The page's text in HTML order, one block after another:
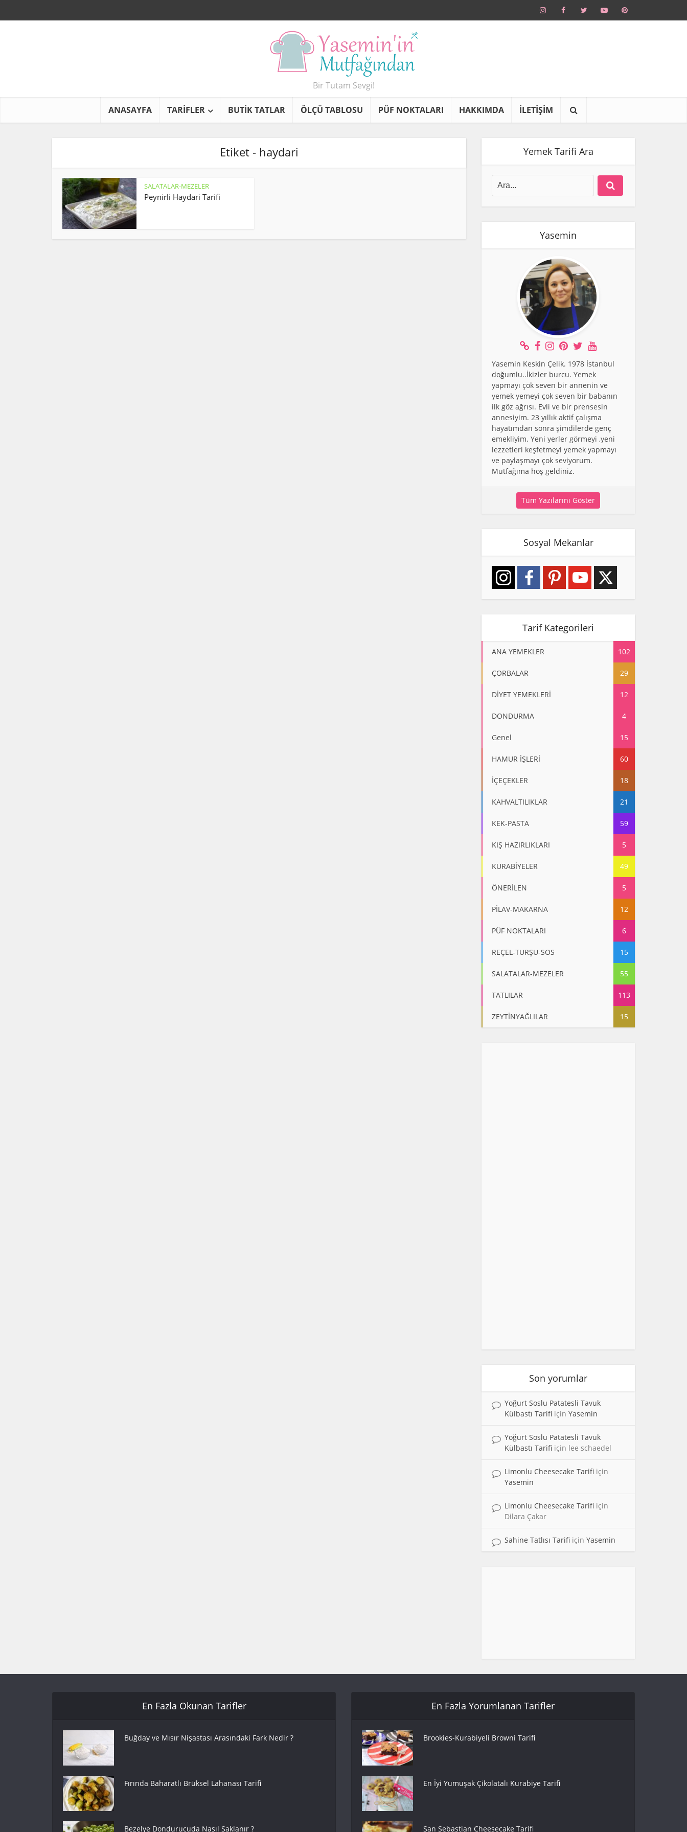
Bir Tutam Sevgi!
ANASAYFA TARİFLER BUTİK TATLAR ÖLÇÜ TABLOSU PÜF NOKTALARI HAKKIMDA İLETİŞİM
Etiket - haydari
SALATALAR-MEZELER
Peynirli Haydari Tarifi
Yemek Tarifi Ara
Yasemin
Yasemin Keskin Çelik. 1978 İstanbul
doğumlu..İkizler burcu. Yemek
yapmayı çok seven bir annenin ve
yemek yemeyi çok seven bir babanın
ilk göz ağrısı. Evli ve bir prensesin
annesiyim. 23 yıllık aktif çalışma
hayatımdan sonra şimdilerde genç
emekliyim. Yeni yerler görmeyi ,yeni
lezzetleri keşfetmeyi yemek yapmayı
ve paylaşmayı çok seviyorum.
Mutfağıma hoş geldiniz.
Tüm Yazılarını Göster
Sosyal Mekanlar
Tarif Kategorileri
ANA YEMEKLER 102
ÇORBALAR 29
DİYET YEMEKLERİ 12
DONDURMA 4
Genel 15
HAMUR İŞLERİ 60
İÇEÇEKLER 18
KAHVALTILIKLAR 21
KEK-PASTA 59
KIŞ HAZIRLIKLARI 5
KURABİYELER 49
ÖNERİLEN 5
PİLAV-MAKARNA 12
PÜF NOKTALARI 6
REÇEL-TURŞU-SOS 15
SALATALAR-MEZELER 55
TATLILAR 113
ZEYTİNYAĞLILAR 15
Son yorumlar
Yoğurt Soslu Patatesli Tavuk
Külbastı Tarifi için Yasemin
Yoğurt Soslu Patatesli Tavuk
Külbastı Tarifi için lee schaedel
Limonlu Cheesecake Tarifi için
Yasemin
Limonlu Cheesecake Tarifi için
Dilara Çakar
Sahine Tatlısı Tarifi için Yasemin
En Fazla Okunan Tarifler
Buğday ve Mısır Nişastası Arasındaki Fark Nedir ?
Fırında Baharatlı Brüksel Lahanası Tarifi
Bezelye Dondurucuda Nasıl Saklanır ?
En Fazla Yorumlanan Tarifler
Brookies-Kurabiyeli Browni Tarifi
En İyi Yumuşak Çikolatalı Kurabiye Tarifi
San Sebastian Cheesecake Tarifi